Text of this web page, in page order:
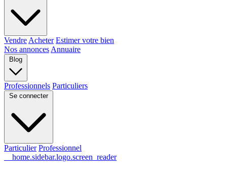
Vendre Acheter Estimer votre bien
Nos annonces Annuaire
Blog
Professionnels Particuliers
Se connecter
Particulier Professionnel
__home.sidebar.logo.screen_reader